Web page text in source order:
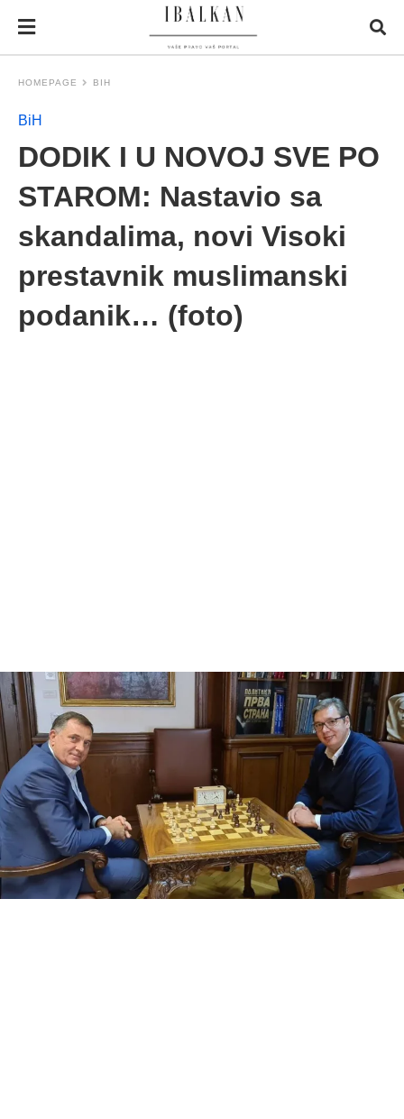
HOMEPAGE BIH
BiH
DODIK I U NOVOJ SVE PO
STAROM: Nastavio sa
skandalima, novi Visoki
prestavnik muslimanski
podanik… (foto)